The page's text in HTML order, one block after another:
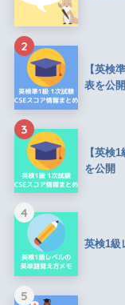
2
【英検
表を公開
3
【英検
を公開
4
英検1級
5